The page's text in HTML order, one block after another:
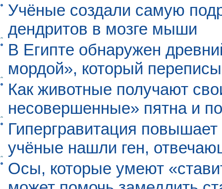
Учёные создали самую
дендритов в мозге мыши
В Египте обнаружен
мордой», который
Как животные получают
несовершенные» пятна и
Гипергравитация
учёные нашли ген,
Осы, которые умеют